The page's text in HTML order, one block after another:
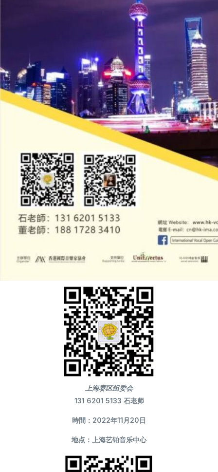
上海赛区组委会
131 6201 5133 石老师
時間：2022年11月20日
地点：上海艺铂音乐中心